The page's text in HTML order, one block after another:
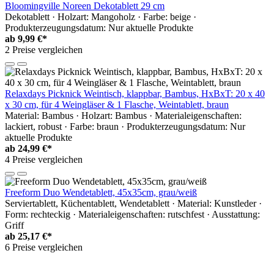
Bloomingville Noreen Dekotablett 29 cm
Dekotablett · Holzart: Mangoholz · Farbe: beige ·
Produkterzeugungsdatum: Nur aktuelle Produkte
ab 9,99 €*
2 Preise vergleichen
Relaxdays Picknick Weintisch, klappbar, Bambus, HxBxT: 20 x 40
x 30 cm, für 4 Weingläser & 1 Flasche, Weintablett, braun
Material: Bambus · Holzart: Bambus · Materialeigenschaften:
lackiert, robust · Farbe: braun · Produkterzeugungsdatum: Nur
aktuelle Produkte
ab 24,99 €*
4 Preise vergleichen
Freeform Duo Wendetablett, 45x35cm, grau/weiß
Serviertablett, Küchentablett, Wendetablett · Material: Kunstleder ·
Form: rechteckig · Materialeigenschaften: rutschfest · Ausstattung:
Griff
ab 25,17 €*
6 Preise vergleichen